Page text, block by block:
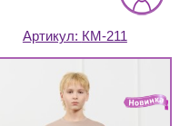
Артикул: КМ-211